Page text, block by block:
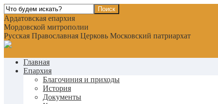
Ардатовская епархия
Мордовской митрополии
Русская Православная Церковь Московский патриархат
Главная
Епархия
Благочиния и приходы
История
Документы